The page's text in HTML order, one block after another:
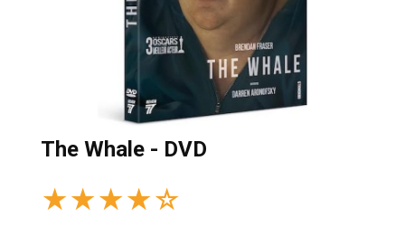
The Whale - DVD
★★★★☆